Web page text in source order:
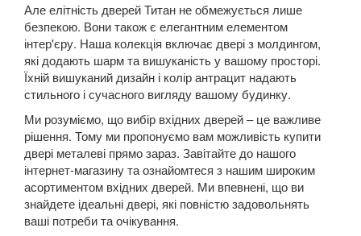
Але елітність дверей Титан не обмежується лише
безпекою. Вони також є елегантним елементом
інтер'єру. Наша колекція включає двері з молдингом,
які додають шарм та вишуканість у вашому просторі.
Їхній вишуканий дизайн і колір антрацит надають
стильного і сучасного вигляду вашому будинку.
Ми розуміємо, що вибір вхідних дверей – це важливе
рішення. Тому ми пропонуємо вам можливість купити
двері металеві прямо зараз. Завітайте до нашого
інтернет-магазину та ознайомтеся з нашим широким
асортиментом вхідних дверей. Ми впевнені, що ви
знайдете ідеальні двері, які повністю задовольнять
ваші потреби та очікування.